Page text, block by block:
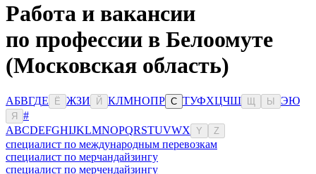
Работа и вакансии
по профессии в Белоомуте
(Московская область)
АБВГДЕ Ё ЖЗИ Й КЛМНОПР С ТУФХЦЧШ Ы ЭЮ
Я
#
ABCDEFGHIJKLMNOPQRSTUVWX Y Z
специалист по международным перевозкам
специалист по мерчандайзингу
специалист по мерчендайзингу